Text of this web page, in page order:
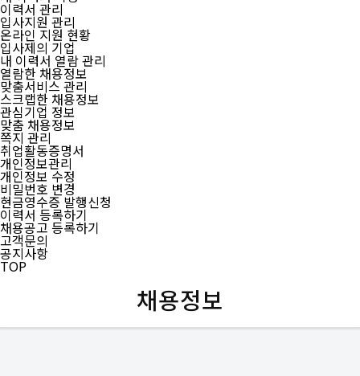
이력서 관리
입사지원 관리
온라인 지원 현황
입사제의 기업
내 이력서 열람 관리
열람한 채용정보
맞춤서비스 관리
스크랩한 채용정보
관심기업 정보
맞춤 채용정보
쪽지 관리
취업활동증명서
개인정보관리
개인정보 수정
비밀번호 변경
현금영수증 발행신청
이력서 등록하기
채용공고 등록하기
고객문의
공지사항
TOP
채용정보